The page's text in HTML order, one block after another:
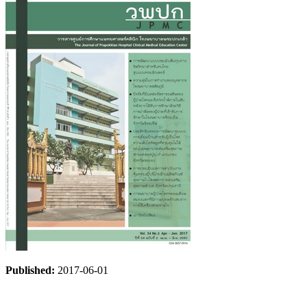
Published: 2017-06-01